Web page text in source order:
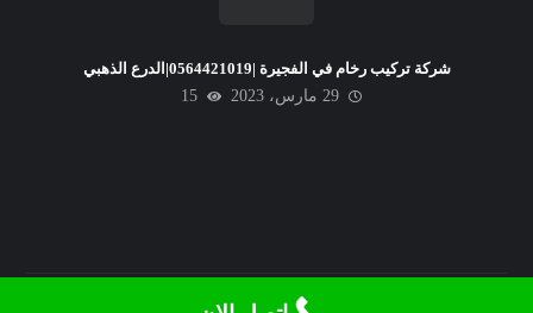
شركة تركيب رخام في الفجيرة |0564421019|الدرع الذهبي
29 مارس، 2023
15